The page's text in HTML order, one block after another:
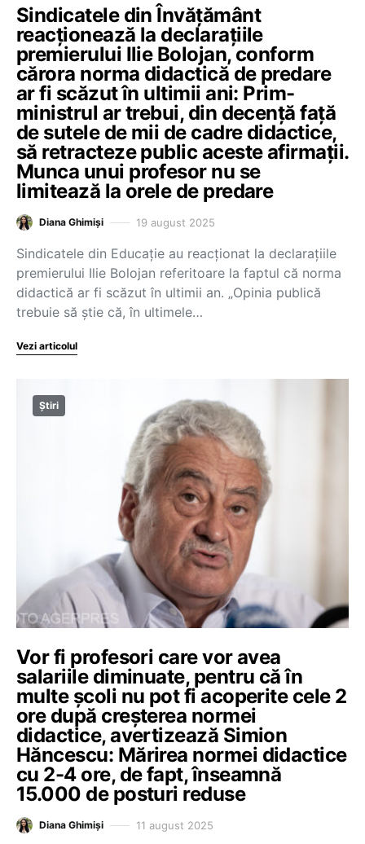
Sindicatele din Învățământ
reacționează la declarațiile
premierului Ilie Bolojan, conform
cărora norma didactică de predare
ar fi scăzut în ultimii ani: Prim-
ministrul ar trebui, din decență față
de sutele de mii de cadre didactice,
să retracteze public aceste afirmații.
Munca unui profesor nu se
limitează la orele de predare
Diana Ghimiși 19 august 2025
Sindicatele din Educație au reacționat la declarațiile
premierului Ilie Bolojan referitoare la faptul că norma
didactică ar fi scăzut în ultimii an. „Opinia publică
trebuie să știe că, în ultimele…
Vezi articolul
Știri
Vor fi profesori care vor avea
salariile diminuate, pentru că în
multe școli nu pot fi acoperite cele 2
ore după creșterea normei
didactice, avertizează Simion
Hăncescu: Mărirea normei didactice
cu 2-4 ore, de fapt, înseamnă
15.000 de posturi reduse
Diana Ghimiși 11 august 2025